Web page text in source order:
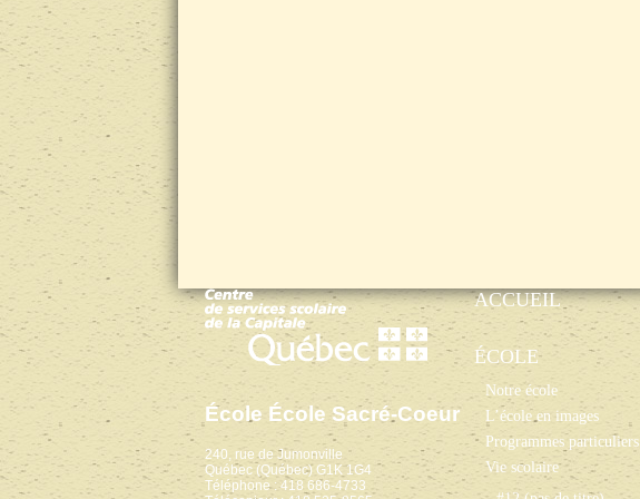
École École Sacré-Coeur
240, rue de Jumonville
Québec (Québec) G1K 1G4
Téléphone : 418 686-4733
ACCUEIL
ÉCOLE
Notre école
L’école en images
Programmes particuliers
Vie scolaire